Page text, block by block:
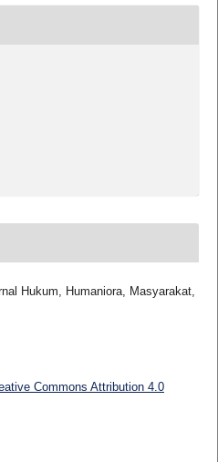
Hukum, Humaniora, Masyarakat,
Commons Attribution 4.0